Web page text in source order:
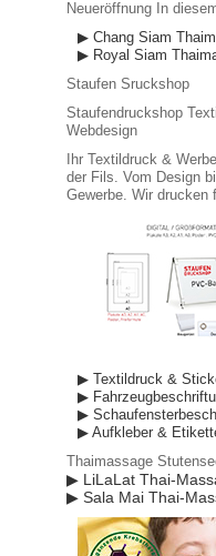
Neueröffnung In
▶ Chang Siam
▶ Royal Siam
Staufen Sruckshop
Staufendruckshop
Webdesign
Ihr Textildruck &
der Fils. Vom Design
Gewerbe. Wir drucken
▶ Textildruck &
▶
▶
▶ Aufkleber &
Thaimassage
▶ LiLaLat Thai-
▶ Sala Mai Thai-